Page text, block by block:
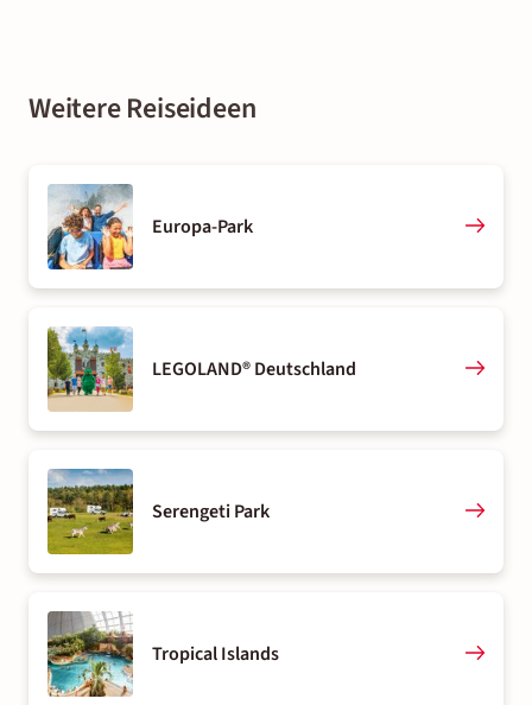
Weitere Reiseideen
Europa-Park
LEGOLAND® Deutschland
Serengeti Park
Tropical Islands